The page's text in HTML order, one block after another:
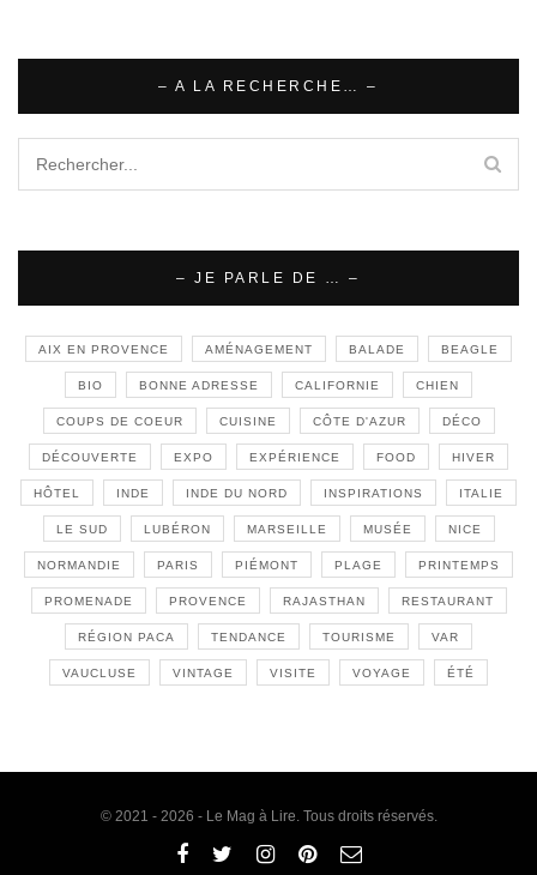
– A LA RECHERCHE… –
– JE PARLE DE … –
AIX EN PROVENCE AMÉNAGEMENT BALADE BEAGLE
BIO BONNE ADRESSE CALIFORNIE CHIEN
COUPS DE COEUR CUISINE CÔTE D'AZUR DÉCO
DÉCOUVERTE EXPO EXPÉRIENCE FOOD HIVER
HÔTEL INDE INDE DU NORD INSPIRATIONS ITALIE
LE SUD LUBÉRON MARSEILLE MUSÉE NICE
NORMANDIE PARIS PIÉMONT PLAGE PRINTEMPS
PROMENADE PROVENCE RAJASTHAN RESTAURANT
RÉGION PACA TENDANCE TOURISME VAR
VAUCLUSE VINTAGE VISITE VOYAGE ÉTÉ
© 2021 - 2026 - Le Mag à Lire. Tous droits réservés.